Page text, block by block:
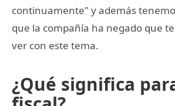
continuamente" y además
que la compañía ha negado que
ver con este tema.
¿Qué significa